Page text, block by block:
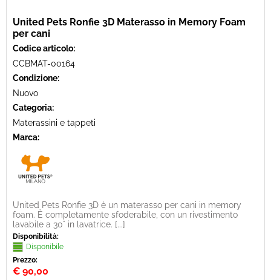
United Pets Ronfie 3D Materasso in Memory Foam
per cani
Codice articolo:
CCBMAT-00164
Condizione:
Nuovo
Categoria:
Materassini e tappeti
Marca:
United Pets Ronfie 3D è un materasso per cani in memory
foam. È completamente sfoderabile, con un rivestimento
lavabile a 30° in lavatrice. [...]
Disponibilità:
Disponibile
Prezzo:
€ 90,00